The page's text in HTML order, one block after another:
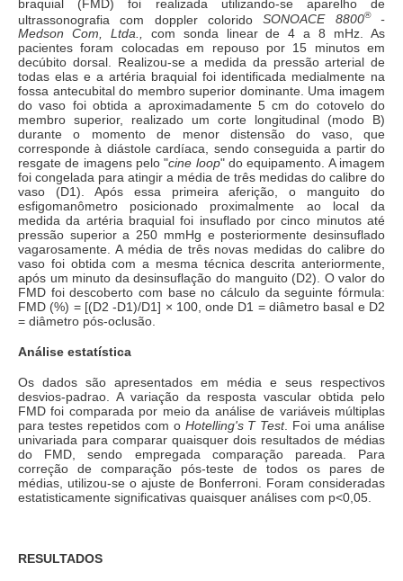
braquial (FMD) foi realizada utilizando-se aparelho de
ultrassonografia com doppler coloridoSONOACE 8800®-
Medson Com, Ltda., com sonda linear de 4 a 8 mHz. As
pacientes foram colocadas em repouso por 15 minutos em
decúbito dorsal. Realizou-se a medida da pressão arterial de
todas elas e a artéria braquial foi identificada medialmente na
fossa antecubital do membro superior dominante. Uma imagem
do vaso foi obtida a aproximadamente 5 cm do cotovelo do
membro superior, realizado um corte longitudinal (modo B)
durante o momento de menor distensão do vaso, que
corresponde à diástole cardíaca, sendo conseguida a partir do
resgate de imagens pelo "cine loop" do equipamento. A imagem
foi congelada para atingir a média de três medidas do calibre do
vaso (D1). Após essa primeira aferição, o manguito do
esfigomanômetro posicionado proximalmente ao local da
medida da artéria braquial foi insuflado por cinco minutos até
pressão superior a 250 mmHg e posteriormente desinsuflado
vagarosamente. A média de três novas medidas do calibre do
vaso foi obtida com a mesma técnica descrita anteriormente,
após um minuto da desinsuflação do manguito (D2). O valor do
FMD foi descoberto com base no cálculo da seguinte fórmula:
FMD (%) = [(D2 -D1)/D1] × 100, onde D1 = diâmetro basal e D2
= diâmetro pós-oclusão.
Análise estatística
Os dados são apresentados em média e seus respectivos
desvios-padrao. A variação da resposta vascular obtida pelo
FMD foi comparada por meio da análise de variáveis múltiplas
para testes repetidos com o Hotelling's T Test. Foi uma análise
univariada para comparar quaisquer dois resultados de médias
do FMD, sendo empregada comparação pareada. Para
correção de comparação pós-teste de todos os pares de
médias, utilizou-se o ajuste de Bonferroni. Foram consideradas
estatisticamente significativas quaisquer análises com p<0,05.
RESULTADOS